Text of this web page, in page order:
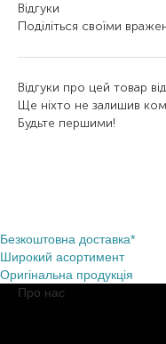
Відгуки
Поділіться своїми
Відгуки про цей товар
Ще ніхто не залишив
Будьте першими!
Безкоштовна доставка*
Широкий асортимент
Оригінальна продукція
Про нас